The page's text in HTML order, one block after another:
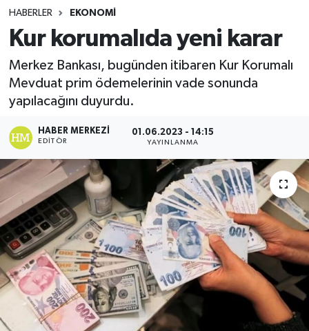
HABERLER EKONOMI
Kur korumalıda yeni karar
Merkez Bankası, bugünden itibaren Kur Korumalı
Mevduat prim ödemelerinin vade sonunda
yapılacağını duyurdu.
HABER MERKEZI
EDITÖR
01.06.2023 - 14:15
YAYINLANMA